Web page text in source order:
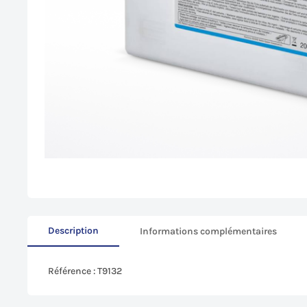
Description Informations complémentaires
Référence : T9132